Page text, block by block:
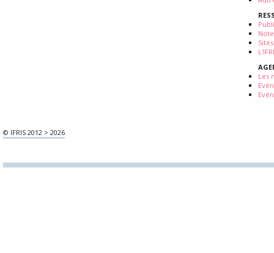
Les
© IFRIS 2012 > 2026